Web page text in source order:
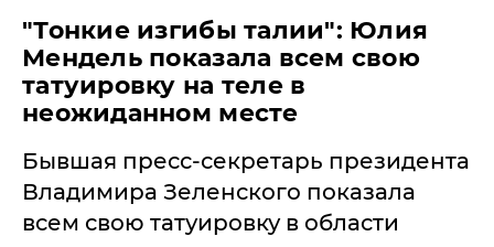
"Тонкие изгибы талии": Юлия
Мендель показала всем свою
татуировку на теле в
неожиданном месте
Бывшая пресс-секретарь президента
Владимира Зеленского показала
всем свою татуировку в области